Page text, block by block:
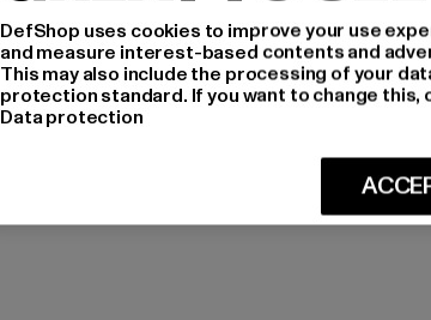
DefShop uses cookies to improve your use
and measure interest-based contents and
This may also include the processing of your
protection standard. If you want to change this,
Data protection